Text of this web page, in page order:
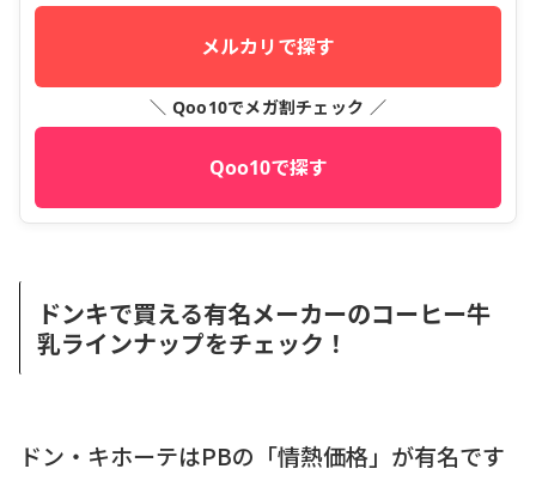
メルカリで探す
＼ Qoo10でメガ割チェック ／
Qoo10で探す
ドンキで買える有名メーカーのコーヒー牛
乳ラインナップをチェック！
ドン・キホーテはPBの「情熱価格」が有名です